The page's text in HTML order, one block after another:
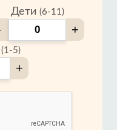
Дети (6-11)
+
(1-5)
+